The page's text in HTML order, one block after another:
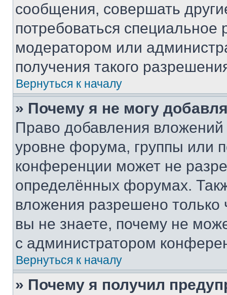
сообщения, совершать
потребоваться
модератором или
получения такого
Вернуться к началу
» Почему я не могу
Право добавления
уровне форума, группы или
конференции может не
определённых форумах.
вложения разрешено
вы не знаете, почему не
с администратором
Вернуться к началу
» Почему я получил